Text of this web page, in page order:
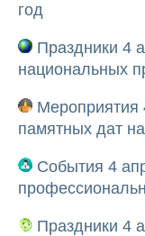
год
Праздники 4
национальных
Мероприятия
памятных дат
События 4
Праздники 4